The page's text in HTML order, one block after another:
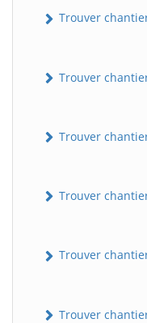
Trouver
Trouver
Trouver
Trouver
Trouver
Trouver